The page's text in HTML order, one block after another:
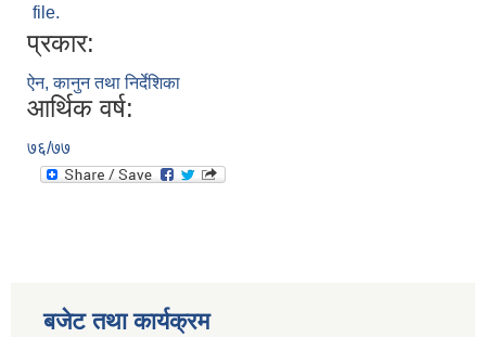
file.
प्रकार:
ऐन, कानुन तथा निर्देशिका
आर्थिक वर्ष:
७६/७७
बजेट तथा कार्यक्रम